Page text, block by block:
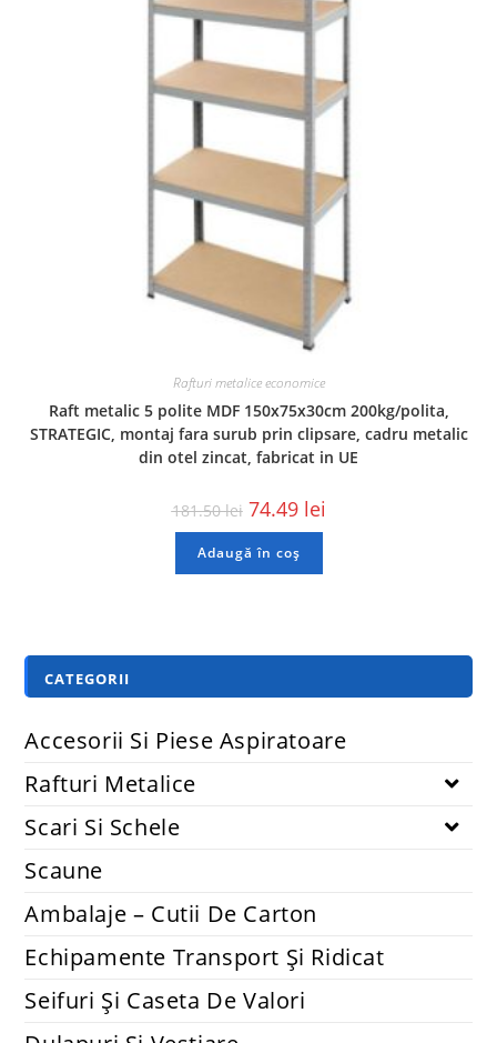
Rafturi metalice economice
Raft metalic 5 polite MDF 150x75x30cm 200kg/polita,
STRATEGIC, montaj fara surub prin clipsare, cadru metalic
din otel zincat, fabricat in UE
181.50lei 74.49 lei
Adaugă în coș
CATEGORII
Accesorii Si Piese Aspiratoare
Rafturi Metalice
Scari Si Schele
Scaune
Ambalaje – Cutii De Carton
Echipamente Transport Și Ridicat
Seifuri Și Caseta De Valori